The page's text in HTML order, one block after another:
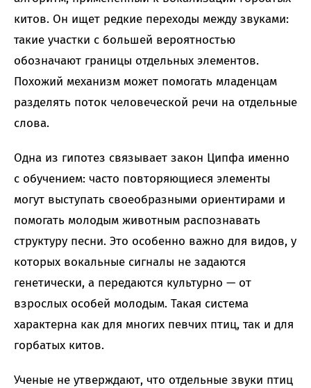
китов. Он ищет редкие переходы между звуками:
такие участки с большей вероятностью
обозначают границы отдельных элементов.
Похожий механизм может помогать младенцам
разделять поток человеческой речи на отдельные
слова.
Одна из гипотез связывает закон Ципфа именно
с обучением: часто повторяющиеся элементы
могут выступать своеобразными ориентирами и
помогать молодым животным распознавать
структуру песни. Это особенно важно для видов, у
которых вокальные сигналы не задаются
генетически, а передаются культурно — от
взрослых особей молодым. Такая система
характерна как для многих певчих птиц, так и для
горбатых китов.
Ученые не утверждают, что отдельные звуки птиц